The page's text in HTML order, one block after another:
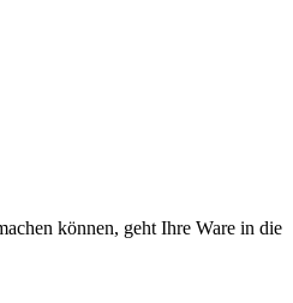
können, geht Ihre Ware in die